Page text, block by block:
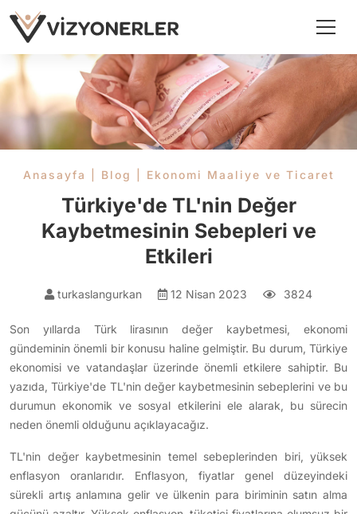
Anasayfa Blog Ekonomi Maaliye ve Ticaret
Türkiye'de TL'nin Değer
Kaybetmesinin Sebepleri ve
Etkileri
turkaslangurkan 12 Nisan 2023 3824
Son yıllarda Türk lirasının değer kaybetmesi, ekonomi
gündeminin önemli bir konusu haline gelmiştir. Bu durum, Türkiye
ekonomisi ve vatandaşlar üzerinde önemli etkilere sahiptir. Bu
yazıda, Türkiye'de TL'nin değer kaybetmesinin sebeplerini ve bu
durumun ekonomik ve sosyal etkilerini ele alarak, bu sürecin
neden önemli olduğunu açıklayacağız.
TL'nin değer kaybetmesinin temel sebeplerinden biri, yüksek
enflasyon oranlarıdır. Enflasyon, fiyatlar genel düzeyindeki
sürekli artış anlamına gelir ve ülkenin para biriminin satın alma